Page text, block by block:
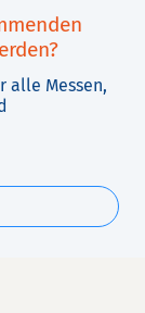
alle Messen,